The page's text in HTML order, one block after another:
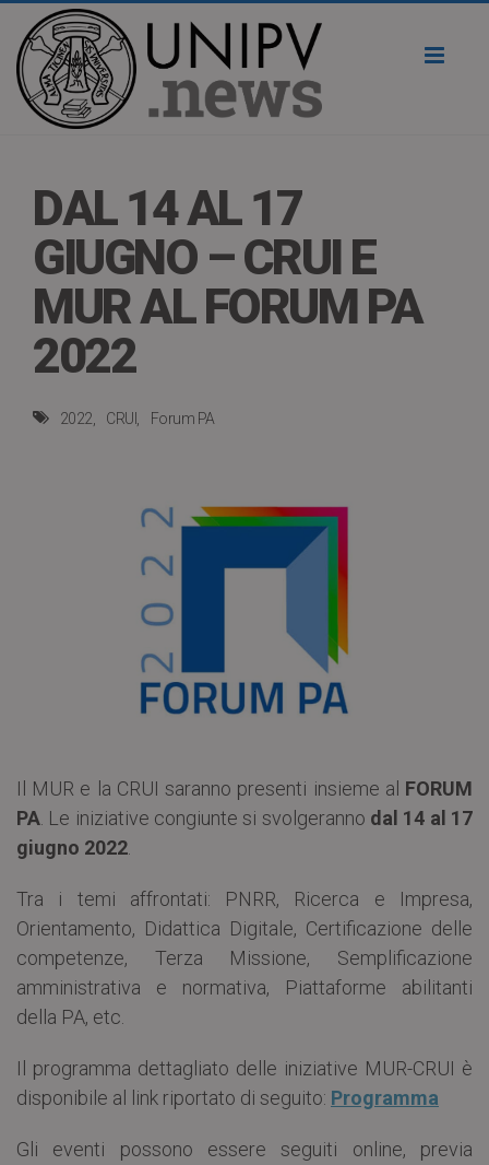
DAL 14 AL 17
GIUGNO – CRUI E
MUR AL FORUM PA
2022
2022 CRUI Forum PA
Il MUR e la CRUI saranno presenti insieme al FORUM
PA . Le iniziative congiunte si svolgeranno dal 14 al 17
giugno 2022
Tra i temi affrontati: PNRR, Ricerca e Impresa,
Orientamento, Didattica Digitale, Certificazione delle
competenze, Terza Missione, Semplificazione
amministrativa e normativa, Piattaforme abilitanti
della PA, etc.
Il programma dettagliato delle iniziative MUR-CRUI è
disponibile al link riportato di seguito: Programma
Gli eventi possono essere seguiti online, previa